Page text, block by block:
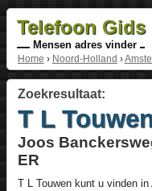
Telefoon Gids
Mensen adres vinder
Home › Noord-Holland ›
Zoekresultaat:
T L
Joos
ER
T L Touwenkunt u vinden in